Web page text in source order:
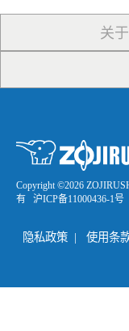
关
Copyright ©2026
有 沪ICP备11000436-1号
隐私政策 | 使用条